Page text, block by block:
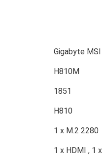
Gigabyte MSI
H810M
1851
H810
1 x M.2 2280
1 x HDMI , 1